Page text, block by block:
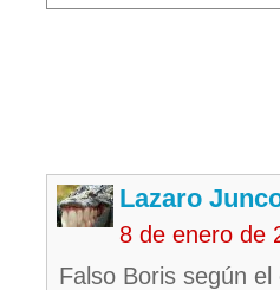
Lazaro
8 de enero de
Falso Boris según